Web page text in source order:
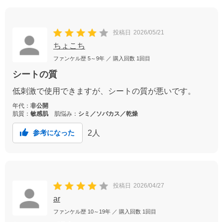
投稿日 2026/05/21
ちょこち
ファンケル歴 5～9年 ／ 購入回数 1回目
シートの質
低刺激で使用できますが、シートの質が悪いです。
年代： 非公開
肌質： 敏感肌 肌悩み： シミ／ソバカス／乾燥
参考になった 2 人
投稿日 2026/04/27
ar
ファンケル歴 10～19年 ／ 購入回数 1回目